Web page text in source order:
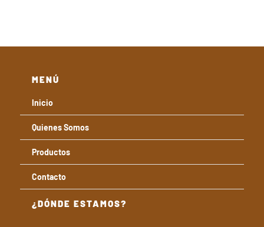
MENÚ
Inicio
Quienes Somos
Productos
Contacto
¿DÓNDE ESTAMOS?